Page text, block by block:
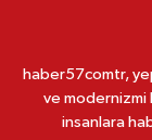
haber57comtr,
ve modernizmi
insanlara